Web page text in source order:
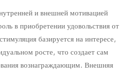
и внешней мотивацией
в приобретении удовольствия от
базируется на интересе,
росте, что создает сам
вознаграждающим. Внешняя